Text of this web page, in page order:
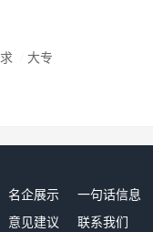
大专
名企展示 一句话信息
意见建议 联系我们